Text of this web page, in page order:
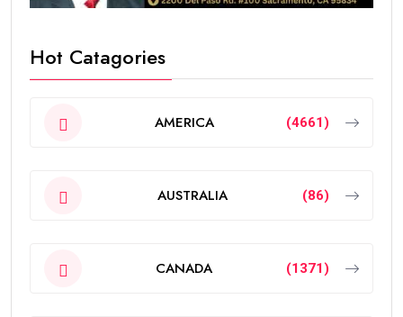
Hot Catagories
AMERICA (4661)
AUSTRALIA (86)
CANADA (1371)